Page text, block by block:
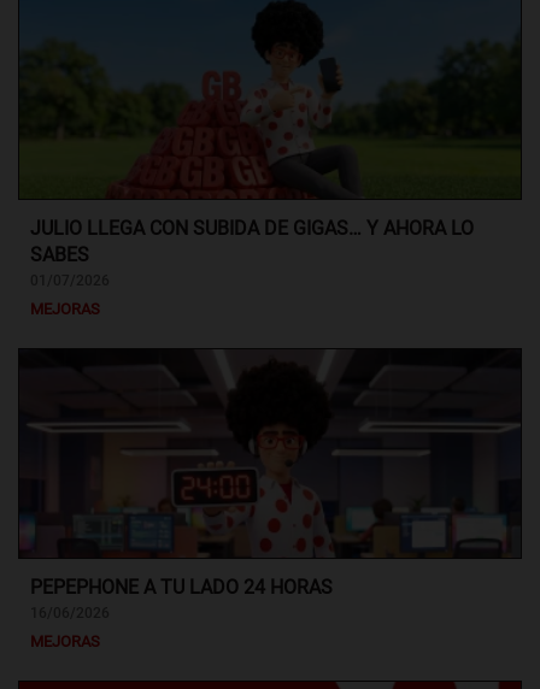
JULIO LLEGA CON SUBIDA DE GIGAS… Y AHORA LO
SABES
MEJORAS
PEPEPHONE A TU LADO 24 HORAS
MEJORAS